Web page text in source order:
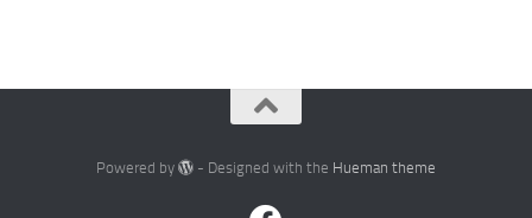
Powered by - Designed with the Hueman theme